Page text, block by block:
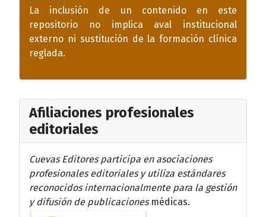
Afiliaciones profesionales
editoriales
Cuevas Editores participa en asociaciones
profesionales editoriales y utiliza estándares
reconocidos internacionalmente para la gestión
y difusión de publicacionesmédicas.
La inclusión de un contenido en este
repositorio no implica aval institucional
externo ni sustitución de la formación clínica
reglada.